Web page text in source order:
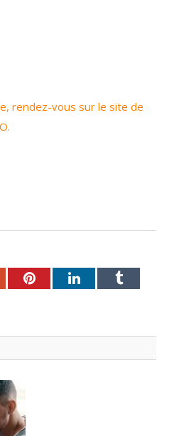
rendez-vous sur le site de
PinterestLinkedInTumblr